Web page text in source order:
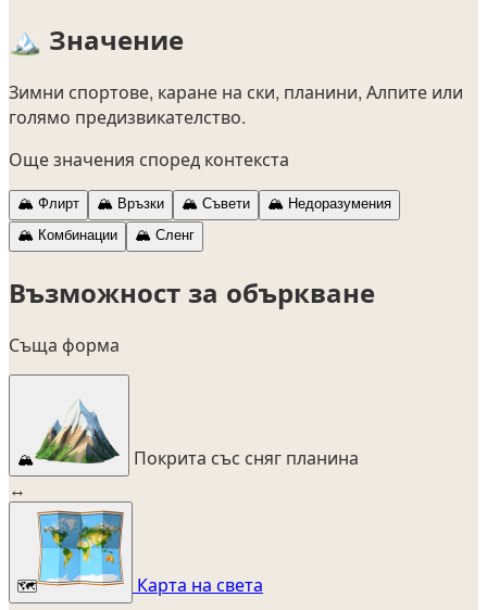
🏔️ Значение
Зимни спортове, каране на ски, планини, Алпите или
голямо предизвикателство.
Още значения според контекста
🏔️ Флирт 🏔️ Връзки 🏔️ Съвети 🏔️ Недоразумения
🏔️ Комбинации 🏔️ Сленг
Възможност за объркване
Съща форма
🏔️
Покрита със сняг планина
↔
🗺️
Карта на света